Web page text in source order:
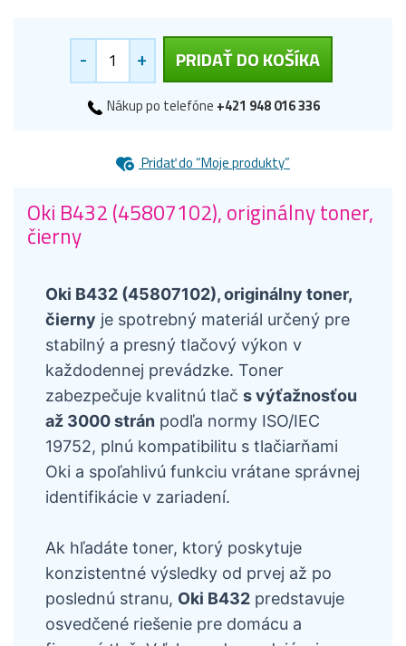
- + PRIDAŤ DO KOŠÍKA
Nákup po telefóne +421 948 016 336
Pridať do “Moje produkty”
Oki B432 (45807102), originálny toner,
čierny
Oki B432 (45807102), originálny toner,
čierny je spotrebný materiál určený pre
stabilný a presný tlačový výkon v
každodennej prevádzke. Toner
zabezpečuje kvalitnú tlač s výťažnosťou
až 3000 strán podľa normy ISO/IEC
19752, plnú kompatibilitu s tlačiarňami
Oki a spoľahlivú funkciu vrátane správnej
identifikácie v zariadení.
Ak hľadáte toner, ktorý poskytuje
konzistentné výsledky od prvej až po
poslednú stranu, Oki B432 predstavuje
osvedčené riešenie pre domácu a